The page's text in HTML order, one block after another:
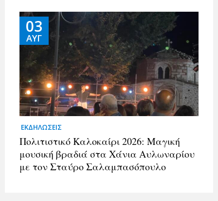
03
ΑΥΓ
ΕΚΔΗΛΩΣΕΙΣ
Πολιτιστικό Καλοκαίρι 2026: Μαγική
μουσική βραδιά στα Χάνια Αυλωναρίου
με τον Σταύρο Σαλαμπασόπουλο